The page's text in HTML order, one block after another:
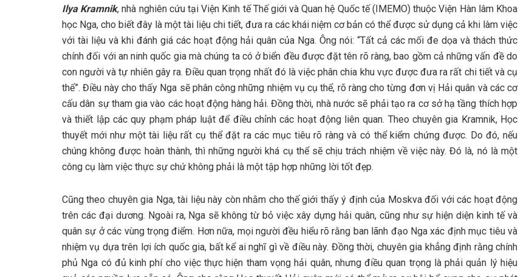
Ilya Kramnik, nhà nghiên cứu tại Viện Kinh tế Thế giới và Quan hệ Quốc tế (IMEMO) thuộc Viện Hàn lâm Khoa
học Nga, cho biết đây là một tài liệu chi tiết, đưa ra các khái niệm cơ bản có thể được sử dụng cả khi làm việc
với tài liệu và khi đánh giá các hoạt động hải quân của Nga. Ông nói: “Tất cả các mối đe dọa và thách thức
chính đối với an ninh quốc gia mà chúng ta có ở biển đều được đặt tên rõ ràng, bao gồm cả những vấn đề do
con người và tự nhiên gây ra. Điều quan trọng nhất đó là việc phân chia khu vực được đưa ra rất chi tiết và cụ
thể”. Điều này cho thấy Nga sẽ phân công những nhiệm vụ cụ thể, rõ ràng cho từng đơn vị Hải quân và các cơ
cấu dân sự tham gia vào các hoạt động hàng hải. Đồng thời, nhà nước sẽ phải tạo ra cơ sở hạ tầng thích hợp
và thiết lập các quy phạm pháp luật để điều chỉnh các hoạt động liên quan. Theo chuyên gia Kramnik, Học
thuyết mới như một tài liệu rất cụ thể đặt ra các mục tiêu rõ ràng và có thể kiểm chứng được. Do đó, nếu
chúng không được hoàn thành, thì những người khá cụ thể sẽ chịu trách nhiệm về việc này. Đó là, nó là một
công cụ làm việc thực sự chứ không phải là một tập hợp những lời tốt đẹp.
Cũng theo chuyên gia Nga, tài liệu này còn nhằm cho thế giới thấy ý định của Moskva đối với các hoạt động
trên các đại dương. Ngoài ra, Nga sẽ không từ bỏ việc xây dựng hải quân, cũng như sự hiện diện kinh tế và
quân sự ở các vùng trọng điểm. Hơn nữa, mọi người đều hiểu rõ rằng ban lãnh đạo Nga xác định mục tiêu và
nhiệm vụ dựa trên lợi ích quốc gia, bất kể ai nghĩ gì về điều này. Đồng thời, chuyên gia khẳng định rằng chính
phủ Nga có đủ kinh phí cho việc thực hiện tham vọng hải quân, nhưng điều quan trọng là phải quản lý hiệu